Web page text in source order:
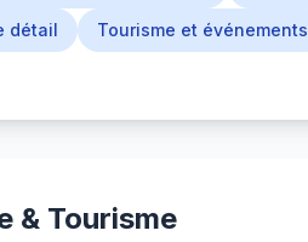
détail Tourisme et événements
& Tourisme